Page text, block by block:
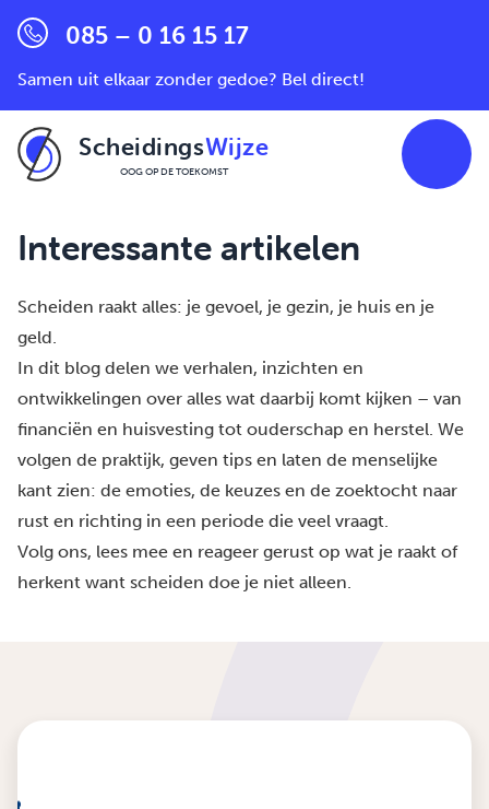
085 – 0 16 15 17
Samen uit elkaar zonder gedoe? Bel direct!
ScheidingsWijze
OOG OP DE TOEKOMST
Interessante artikelen
Scheiden raakt alles: je gevoel, je gezin, je huis en je
geld.
In dit blog delen we verhalen, inzichten en
ontwikkelingen over alles wat daarbij komt kijken – van
financiën en huisvesting tot ouderschap en herstel. We
volgen de praktijk, geven tips en laten de menselijke
kant zien: de emoties, de keuzes en de zoektocht naar
rust en richting in een periode die veel vraagt.
Volg ons, lees mee en reageer gerust op wat je raakt of
herkent want scheiden doe je niet alleen.